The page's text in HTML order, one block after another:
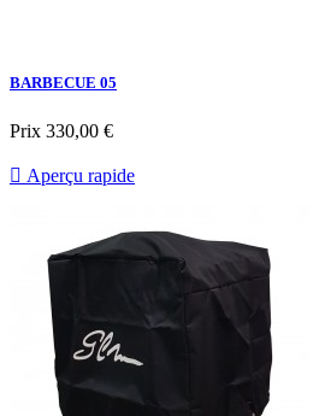
BARBECUE 05
Prix 330,00 €
 Aperçu rapide